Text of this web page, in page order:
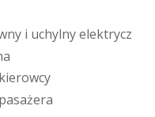
ny i uchylnyelektrycz
a
kierowcy
pasażera